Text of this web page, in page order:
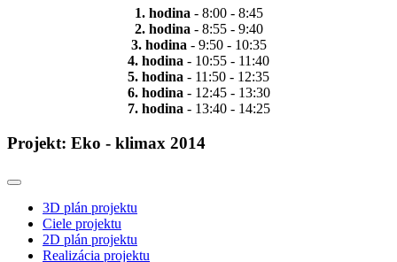
1. hodina - 8:00 - 8:45
2. hodina - 8:55 - 9:40
3. hodina - 9:50 - 10:35
4. hodina - 10:55 - 11:40
5. hodina - 11:50 - 12:35
6. hodina - 12:45 - 13:30
7. hodina - 13:40 - 14:25
Projekt: Eko - klimax 2014
3D plán projektu
Ciele projektu
2D plán projektu
Realizácia projektu